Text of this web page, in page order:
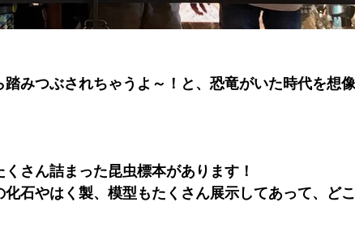
踏みつぶされちゃうよ～！と、恐竜がいた時代を想
さん詰まった昆虫標本があります！
石やはく製、模型もたくさん展示してあって、ど